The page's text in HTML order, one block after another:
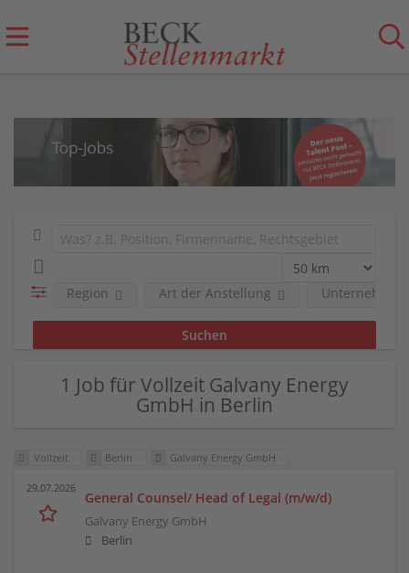
Region Art der Anstellung Unternehmen
1 Job für Vollzeit Galvany Energy
GmbH in Berlin
Vollzeit Berlin Galvany Energy GmbH
29.07.2026
General Counsel/ Head of Legal (m/w/d)
Galvany Energy GmbH
Berlin